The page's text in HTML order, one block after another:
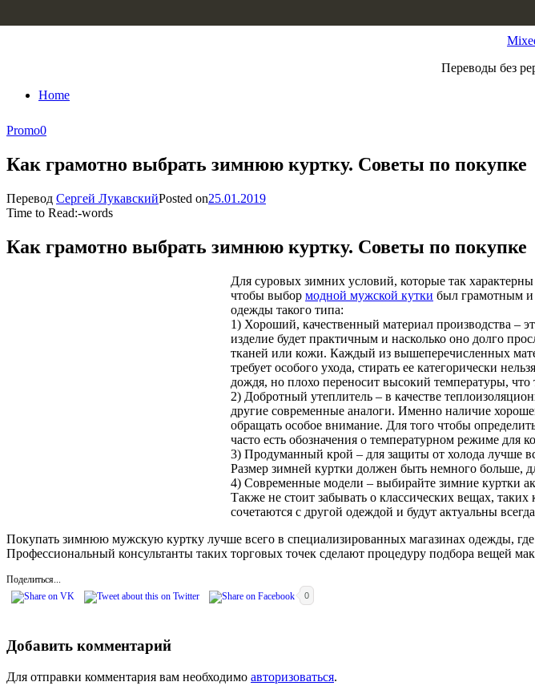
Переводы без
Home
Promo0
Как грамотно выбрать зимнюю куртку. Советы по покупке
Перевод Сергей ЛукавскийPosted on25.01.2019
Time to Read:-words
Как грамотно выбрать зимнюю куртку. Советы по покупке
Для суровых зимних условий, которые так
чтобы выбор модной мужской кутки был грамотным и
одежды такого типа:
1) Хороший, качественный материал производства –
изделие будет практичным и насколько оно долго
тканей или кожи. Каждый из вышеперечисленных
требует особого ухода, стирать ее категорически
дождя, но плохо переносит высокий температуры,
2) Добротный утеплитель – в качестве
другие современные аналоги. Именно наличие
обращать особое внимание. Для того чтобы
часто есть обозначения о температурном режиме для
3) Продуманный крой – для защиты от холода лучше
Размер зимней куртки должен быть немного больше,
4) Современные модели – выбирайте зимние куртки
Также не стоит забывать о классических вещах,
сочетаются с другой одеждой и будут актуальны
Покупать зимнюю мужскую куртку лучше всего в специализированных магазинах одежды,
Профессиональный консультанты таких торговых точек сделают процедуру подбора вещей
Поделиться...
0
Добавить комментарий
Для отправки комментария вам необходимо авторизоваться.